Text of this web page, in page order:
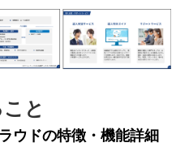
と
ウドの特徴・機能詳細